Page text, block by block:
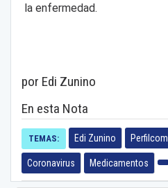
la enfermedad.
por Edi Zunino
En esta Nota
TEMAS: Edi Zunino Perfilcom
Coronavirus Medicamentos